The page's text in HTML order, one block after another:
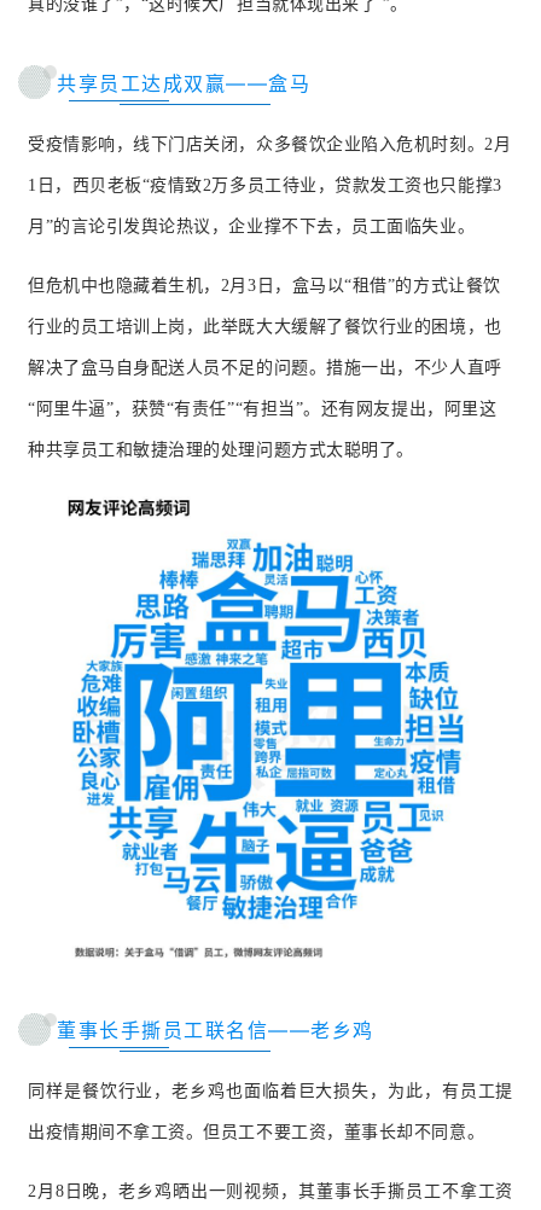
真的没谁了”，“这时候大厂担当就体现出来了 ”。
共享员工达成双赢——盒马
受疫情影响，线下门店关闭，众多餐饮企业陷入危机时刻。2月
1日，西贝老板“疫情致2万多员工待业，贷款发工资也只能撑3
月”的言论引发舆论热议，企业撑不下去，员工面临失业。
但危机中也隐藏着生机，2月3日，盒马以“租借”的方式让餐饮
行业的员工培训上岗，此举既大大缓解了餐饮行业的困境，也
解决了盒马自身配送人员不足的问题。措施一出，不少人直呼
“阿里牛逼”，获赞“有责任”“有担当”。 还有网友提出，阿里这
种共享员工和敏捷治理的处理问题方式太聪明了。
董事长手撕员工联名信——老乡鸡
同样是餐饮行业，老乡鸡也面临着巨大损失，为此，有 员工提
出疫情期间不拿工资。但员工不要工资，董事长却不同意。
2月8日晚，老乡鸡晒出一则视频，其董事长手撕员工不拿工资